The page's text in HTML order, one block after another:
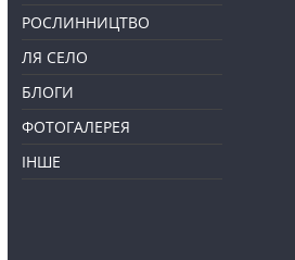
РОСЛИННИЦТВО
ЛЯ СЕЛО
БЛОГИ
ФОТОГАЛЕРЕЯ
ІНШЕ